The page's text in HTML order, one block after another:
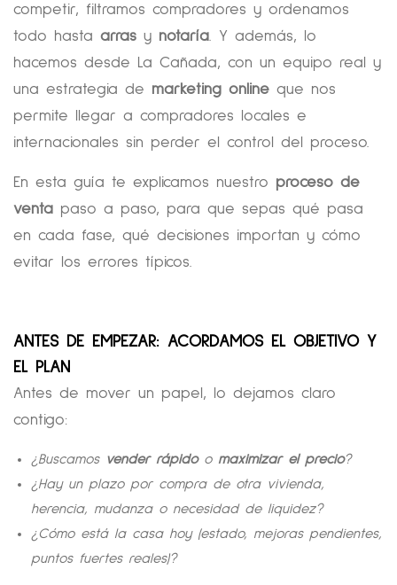
competir, filtramos compradores y ordenamos
todo hasta arras y notaría. Y además, lo
hacemos desde La Cañada, con un equipo real y
una estrategia de marketing online que nos
permite llegar a compradores locales e
internacionales sin perder el control del proceso.
En esta guía te explicamos nuestro proceso de
venta paso a paso, para que sepas qué pasa
en cada fase, qué decisiones importan y cómo
evitar los errores típicos.
ANTES DE EMPEZAR: ACORDAMOS EL OBJETIVO Y
EL PLAN
Antes de mover un papel, lo dejamos claro
contigo:
¿Buscamos vender rápidoo maximizar el precio?
¿Hay un plazo por compra de otra vivienda,
herencia, mudanza o necesidad de liquidez?
¿Cómo está la casa hoy (estado, mejoras pendientes,
puntos fuertes reales)?